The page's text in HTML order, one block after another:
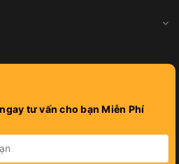
tư vấn cho bạn Miễn Phí